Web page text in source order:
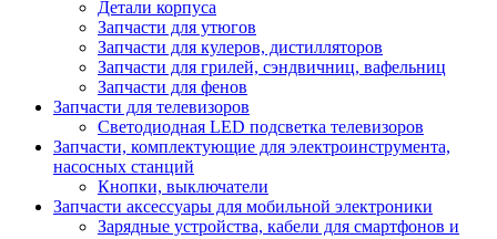
Детали корпуса
Запчасти для утюгов
Запчасти для кулеров, дистилляторов
Запчасти для грилей, сэндвичниц, вафельниц
Запчасти для фенов
Запчасти для телевизоров
Светодиодная LED подсветка телевизоров
Запчасти, комплектующие для электроинструмента,
насосных станций
Кнопки, выключатели
Запчасти аксессуары для мобильной электроники
Зарядные устройства, кабели для смартфонов и